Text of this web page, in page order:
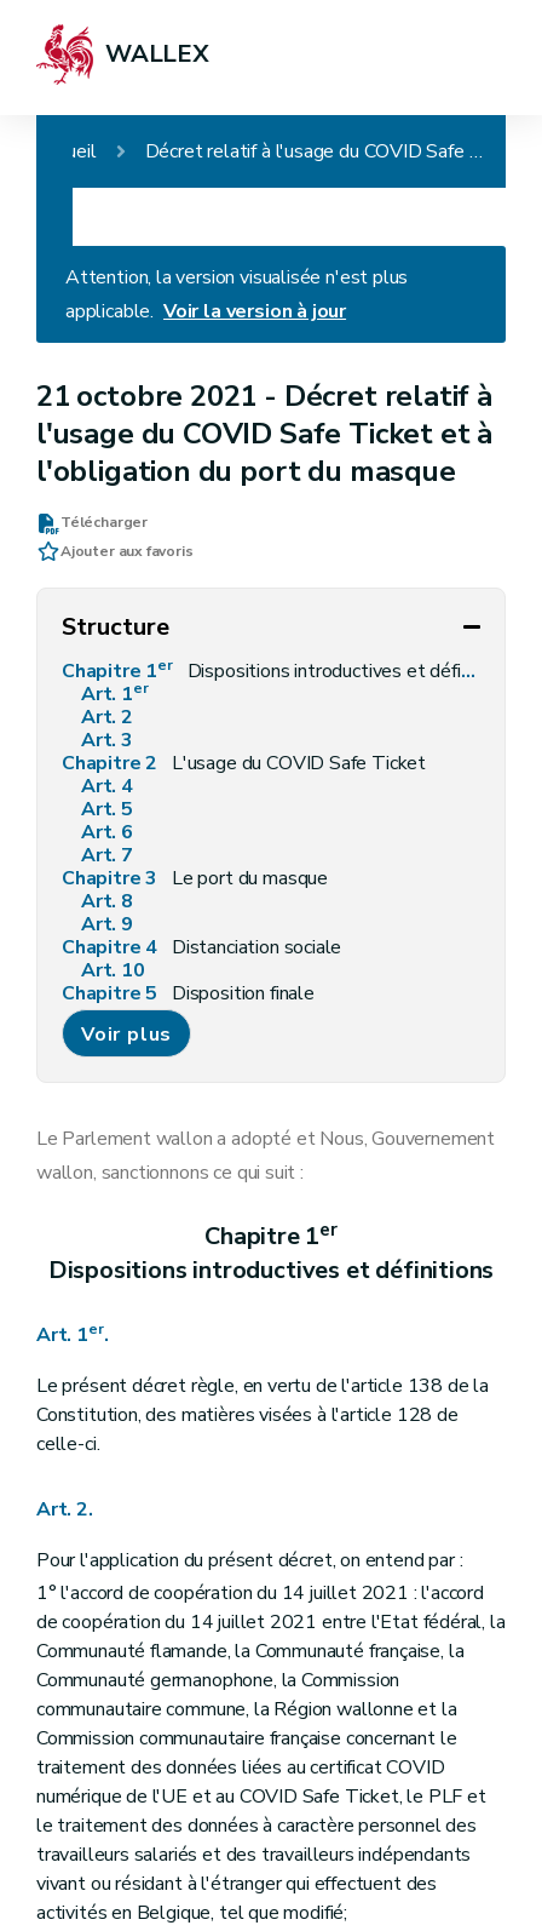
WALLEX
Accueil Décret relatif à l'usage du COVID Safe Ticket et à l'obligation du port du masque
Attention, la version visualisée n'est plus
applicable. Voir la version à jour
21 octobre 2021 - Décret relatif à
l'usage du COVID Safe Ticket et à
l'obligation du port du masque
Télécharger
Ajouter aux favoris
Structure
Chapitre 1er
Dispositions introductives et définitions
Art. 1er
Art. 2
Art. 3
Chapitre 2
L'usage du COVID Safe Ticket
Art. 4
Art. 5
Art. 6
Art. 7
Chapitre 3
Le port du masque
Art. 8
Art. 9
Chapitre 4 Distanciation sociale
Art. 10
Chapitre 5
Disposition finale
Art. 11
Voir plus
Le Parlement wallon a adopté et Nous, Gouvernement
wallon, sanctionnons ce qui suit :
Chapitre 1er
Dispositions introductives et définitions
Art. 1er.
Le présent décret règle, en vertu de l'article 138 de la
Constitution, des matières visées à l'article 128 de
celle-ci.
Art. 2.
Pour l'application du présent décret, on entend par :
1° l'accord de coopération du 14 juillet 2021 : l'accord
de coopération du 14 juillet 2021 entre l'Etat fédéral, la
Communauté flamande, la Communauté française, la
Communauté germanophone, la Commission
communautaire commune, la Région wallonne et la
Commission communautaire française concernant le
traitement des données liées au certificat COVID
numérique de l'UE et au COVID Safe Ticket, le PLF et
le traitement des données à caractère personnel des
travailleurs salariés et des travailleurs indépendants
vivant ou résidant à l'étranger qui effectuent des
activités en Belgique, tel que modifié;